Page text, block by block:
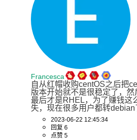
Francesca
自从红帽收购centOS之后把
版本开始就不是很稳定了，
最后才是RHEL，为了赚钱这
失，现在很多用户都转debian
2023-06-22 12:45:34
回复 6
点赞 5